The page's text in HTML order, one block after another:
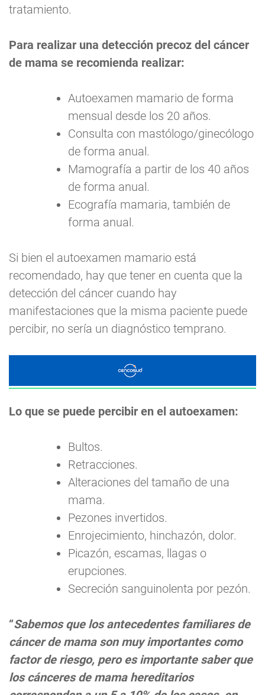
tratamiento.
Para realizar una detección precoz del cáncer
de mama se recomienda realizar:
Autoexamen mamario de forma
mensual desde los 20 años.
Consulta con mastólogo/ginecólogo
de forma anual.
Mamografía a partir de los 40 años
de forma anual.
Ecografía mamaria, también de
forma anual.
Si bien el autoexamen mamario está
recomendado, hay que tener en cuenta que la
detección del cáncer cuando hay
manifestaciones que la misma paciente puede
percibir, no sería un diagnóstico temprano.
Lo que se puede percibir en el autoexamen:
Bultos.
Retracciones.
Alteraciones del tamaño de una
mama.
Pezones invertidos.
Enrojecimiento, hinchazón, dolor.
Picazón, escamas, llagas o
erupciones.
Secreción sanguinolenta por pezón.
“Sabemos que los antecedentes familiares de
cáncer de mama son muy importantes como
factor de riesgo, pero es importante saber que
los cánceres de mama hereditarios